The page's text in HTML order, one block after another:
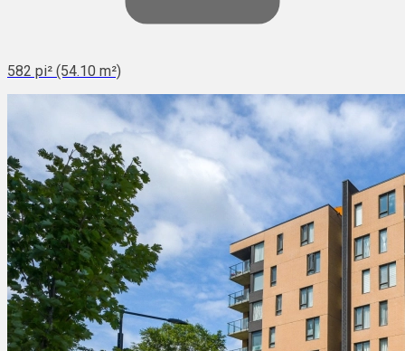
582 pi² (54.10 m²)